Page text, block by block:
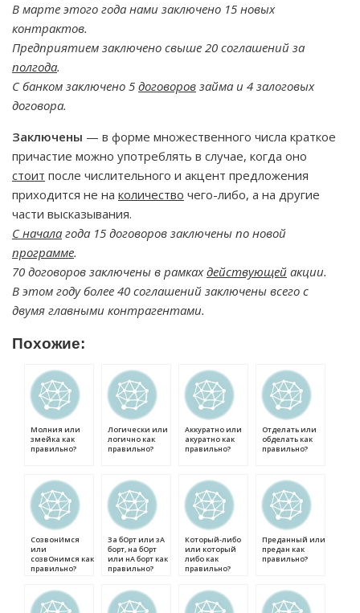
В марте этого года нами заключено 15 новых
контрактов.
Предприятием заключено свыше 20 соглашений за
полгода.
С банком заключено 5 договоров займа и 4 залоговых
договора.
Заключены — в форме множественного числа краткое
причастие можно употреблять в случае, когда оно
стоит после числительного и акцент предложения
приходится не на количество чего-либо, а на другие
части высказывания.
С начала года 15 договоров заключены по новой
программе.
70 договоров заключены в рамкахдействующей акции.
В этом году более 40 соглашений заключены всего с
двумя главными контрагентами.
Похожие:
Молния или
змейка как
правильно?
Логически или
логично как
правильно?
Аккуратно или
акуратно как
правильно?
Отделать или
обделать как
правильно?
СозвонИмся
или
созвОнимся как
правильно?
За бОрт или зА
борт, на бОрт
или нА борт как
правильно?
Который-либо
или который
либо как
правильно?
Преданный или
предан как
правильно?